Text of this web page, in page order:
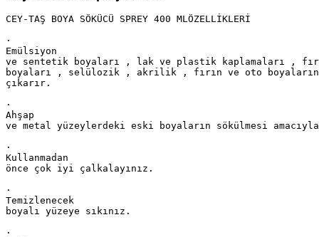
CEY-TAŞ BOYA SÖKÜCÜ SPREY 400 MLÖZELLİKLERİ
·
Emülsiyon
ve sentetik boyaları , lak ve plastik kaplamaları ,
boyaları , selülozik , akrilik , fırın ve oto
çıkarır.
·
Ahşap
ve metal yüzeylerdeki eski boyaların sökülmesi
·
Kullanmadan
önce çok iyi çalkalayınız.
·
Temizlenecek
boyalı yüzeye sıkınız.
·